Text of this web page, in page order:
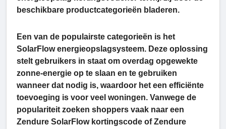
beschikbare productcategorieën bladeren.
Een van de populairste categorieën is het
SolarFlow energieopslagsysteem. Deze oplossing
stelt gebruikers in staat om overdag opgewekte
zonne-energie op te slaan en te gebruiken
wanneer dat nodig is, waardoor het een efficiënte
toevoeging is voor veel woningen. Vanwege de
populariteit zoeken shoppers vaak naar een
Zendure SolarFlow kortingscode of Zendure